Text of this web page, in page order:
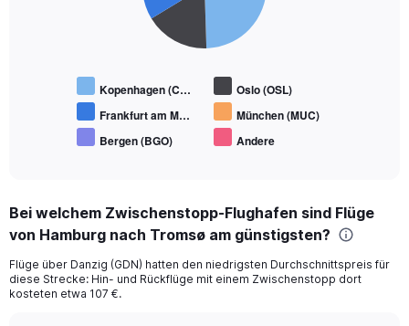
Kopenhagen (C…
Oslo (OSL)
Frankfurt am M…
München (MUC)
Bergen (BGO)
Andere
Bei welchem Zwischenstopp-Flughafen sind Flüge
von Hamburg nach Tromsø am günstigsten?
Flüge über Danzig (GDN) hatten den niedrigsten Durchschnittspreis für
diese Strecke: Hin- und Rückflüge mit einem Zwischenstopp dort
kosteten etwa 107 €.